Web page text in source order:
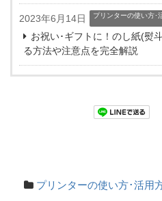
2023年6月14日 プリンターの使い方･
お祝い･ギフトに！のし紙(熨
る方法や注意点を完全解説
プリンターの使い方･活用